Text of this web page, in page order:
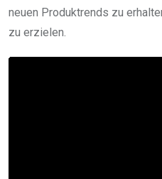
neuen Produktrends zu
zu erzielen.